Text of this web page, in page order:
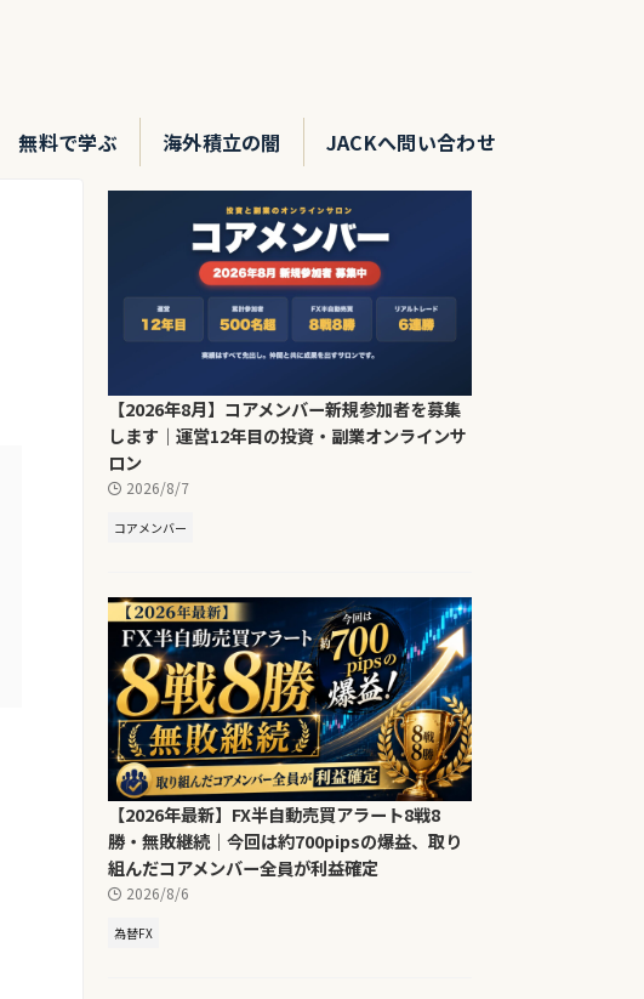
無料で学ぶ 海外積立の闇 JACKへ問い合わせ
【2026年8月】コアメンバー新規参加者を募集
します｜運営12年目の投資・副業オンラインサ
ロン
2026/8/7
コアメンバー
【2026年最新】FX半自動売買アラート8戦8
勝・無敗継続｜今回は約700pipsの爆益、取り
組んだコアメンバー全員が利益確定
2026/8/6
為替FX